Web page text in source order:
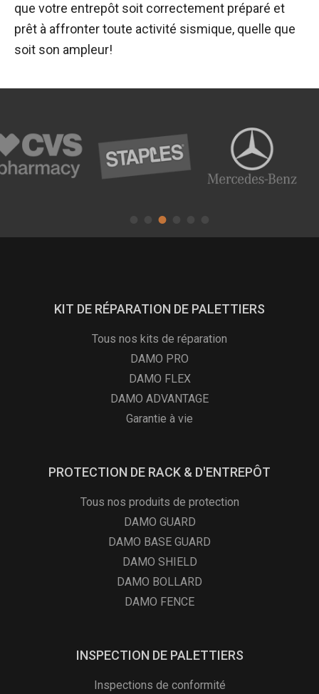
que votre entrepôt soit correctement préparé et
prêt à affronter toute activité sismique, quelle que
soit son ampleur!
KIT DE RÉPARATION DE PALETTIERS
Tous nos kits de réparation
DAMO PRO
DAMO FLEX
DAMO ADVANTAGE
Garantie à vie
PROTECTION DE RACK & D'ENTREPÔT
Tous nos produits de protection
DAMO GUARD
DAMO BASE GUARD
DAMO SHIELD
DAMO BOLLARD
DAMO FENCE
INSPECTION DE PALETTIERS
Inspections de conformité